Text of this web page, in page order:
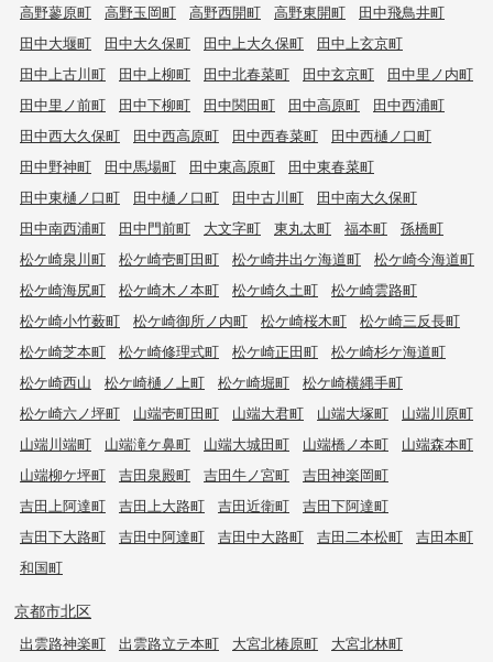
高野蓼原町
高野玉岡町 高野西開町 高野東開町
田中飛鳥井町
田中大堰町
田中大久保町 田中上大久保町
田中上玄京町
田中上古川町
田中上柳町 田中北春菜町 田中玄京町
田中里ノ内町
田中里ノ前町
田中下柳町 田中関田町 田中高原町
田中西浦町
田中西大久保町
田中西高原町 田中西春菜町
田中西樋ノ口町
田中野神町
田中馬場町 田中東高原町
田中東春菜町
田中東樋ノ口町
田中樋ノ口町 田中古川町
田中南大久保町
田中南西浦町
田中門前町 大文字町 東丸太町 福本町
孫橋町
松ケ崎泉川町
松ケ崎壱町田町 松ケ崎井出ケ海道町
松ケ崎今海道町
松ケ崎海尻町
松ケ崎木ノ本町 松ケ崎久土町
松ケ崎雲路町
松ケ崎小竹薮町
松ケ崎御所ノ内町 松ケ崎桜木町
松ケ崎三反長町
松ケ崎芝本町
松ケ崎修理式町 松ケ崎正田町
松ケ崎杉ケ海道町
松ケ崎西山
松ケ崎樋ノ上町 松ケ崎堀町
松ケ崎横縄手町
松ケ崎六ノ坪町
山端壱町田町 山端大君町 山端大塚町
山端川原町
山端川端町
山端滝ケ鼻町 山端大城田町 山端橋ノ本町
山端森本町
山端柳ケ坪町
吉田泉殿町 吉田牛ノ宮町
吉田神楽岡町
吉田上阿達町
吉田上大路町 吉田近衛町
吉田下阿達町
吉田下大路町
吉田中阿達町 吉田中大路町 吉田二本松町
吉田本町
和国町
京都市北区
出雲路神楽町 出雲路立テ本町 大宮北椿原町
大宮北林町